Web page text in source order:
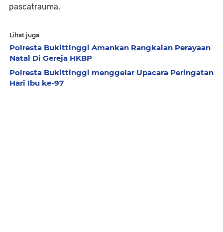
pascatrauma.
Lihat juga
Polresta Bukittinggi Amankan Rangkaian Perayaan
Natal Di Gereja HKBP
Polresta Bukittinggi menggelar Upacara Peringatan
Hari Ibu ke-97